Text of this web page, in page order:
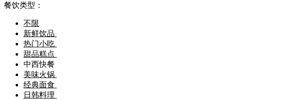
餐饮类型：
不限
新鲜饮品
热门小吃
甜品糕点
中西快餐
美味火锅
经典面食
日韩料理